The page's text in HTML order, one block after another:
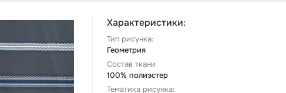
Характеристики:
Тип рисунка:
Геометрия
Состав ткани
100% полиэстер
Тематика рисунка: